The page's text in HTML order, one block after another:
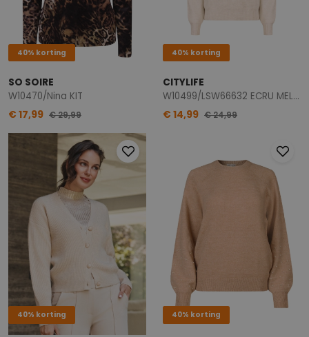
40% korting
SO SOIRE
W10470/Nina KIT
€ 17,99 € 29,99
40% korting
CITYLIFE
W10499/LSW66632 ECRU MELEE
€ 14,99 € 24,99
40% korting 40% korting